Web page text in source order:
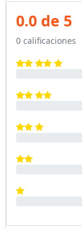
0.0 de 5
0 calificaciones